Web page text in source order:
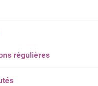
régulières